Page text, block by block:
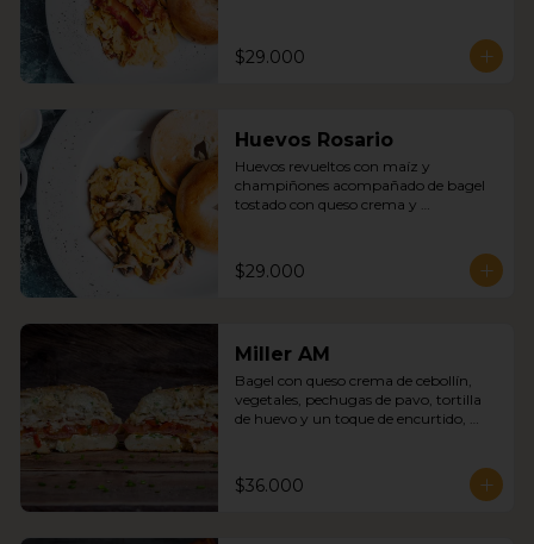
$29.000
Huevos Rosario
Huevos revueltos con maíz y
champiñones acompañado de bagel
tostado con queso crema y
$29.000
Miller AM
Bagel con queso crema de cebollín,
vegetales, pechugas de pavo, tortilla
de huevo y un toque de encurtido,
$36.000